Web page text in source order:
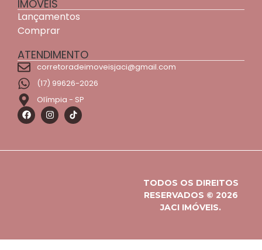
IMÓVEIS
Lançamentos
Comprar
ATENDIMENTO
corretoradeimoveisjaci@gmail.com
(17) 99626-2026
Olímpia - SP
TODOS OS DIREITOS
RESERVADOS © 2026
JACI IMÓVEIS.